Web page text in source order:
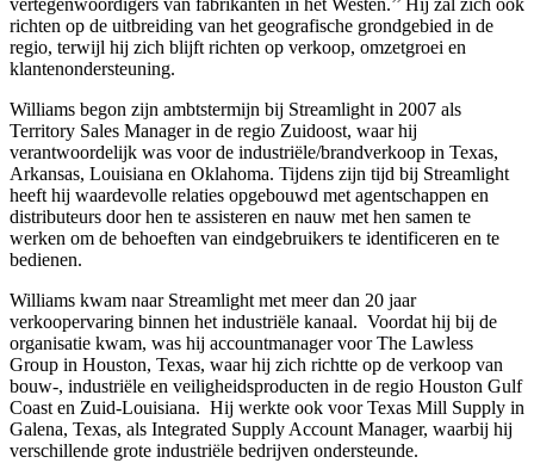
vertegenwoordigers van fabrikanten in het Westen.’’ Hij zal zich ook
richten op de uitbreiding van het geografische grondgebied in de
regio, terwijl hij zich blijft richten op verkoop, omzetgroei en
klantenondersteuning.
Williams begon zijn ambtstermijn bij Streamlight in 2007 als
Territory Sales Manager in de regio Zuidoost, waar hij
verantwoordelijk was voor de industriële/brandverkoop in Texas,
Arkansas, Louisiana en Oklahoma. Tijdens zijn tijd bij Streamlight
heeft hij waardevolle relaties opgebouwd met agentschappen en
distributeurs door hen te assisteren en nauw met hen samen te
werken om de behoeften van eindgebruikers te identificeren en te
bedienen.
Williams kwam naar Streamlight met meer dan 20 jaar
verkoopervaring binnen het industriële kanaal. Voordat hij bij de
organisatie kwam, was hij accountmanager voor The Lawless
Group in Houston, Texas, waar hij zich richtte op de verkoop van
bouw-, industriële en veiligheidsproducten in de regio Houston Gulf
Coast en Zuid-Louisiana. Hij werkte ook voor Texas Mill Supply in
Galena, Texas, als Integrated Supply Account Manager, waarbij hij
verschillende grote industriële bedrijven ondersteunde.